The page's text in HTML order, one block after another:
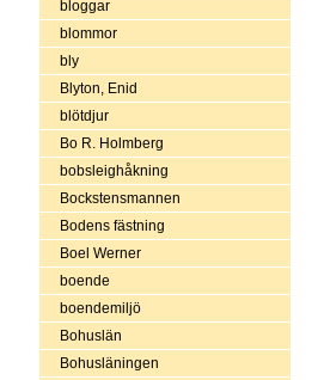
bloggar
blommor
bly
Blyton, Enid
blötdjur
Bo R. Holmberg
bobsleighåkning
Bockstensmannen
Bodens fästning
Boel Werner
boende
boendemiljö
Bohuslän
Bohusläningen